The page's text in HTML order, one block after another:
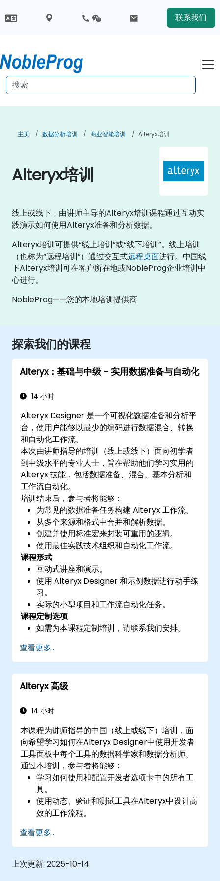
联系我们
主页 数据分析培训 商业智能培训 Alteryx培训
Alteryx培训
线上或线下，由讲师主导的Alteryx培训课程通过互动实
践演示如何使用Alteryx准备和分析数据。
Alteryx培训可提供“线上培训”或“线下培训”。线上培训
（也称为“远程培训”）通过交互式远程桌面进行。中国线
下Alteryx培训可在客户所在地或NobleProg企业培训中
心进行。
NobleProg——您的本地培训提供商
探索我们的课程
Alteryx：基础与中级 - 实用数据准备与自动化
14 小时
Alteryx Designer 是一个可视化数据准备和分析平
台，使用户能够以最少的编码进行数据混合、转换
和自动化工作流。
本次由讲师指导的培训（线上或线下）面向初学者
到中级水平的专业人士，旨在帮助他们学习实用的
Alteryx 技能，包括数据准备、混合、基本分析和
工作流自动化。
培训结束后，参与者将能够：
为常见的数据准备任务构建 Alteryx 工作流。
从多个来源和格式中合并和解析数据。
创建并使用标准宏来封装可重用的逻辑。
使用最佳实践技术组织和自动化工作流。
课程形式
互动式讲座和演示。
使用 Alteryx Designer 和示例数据进行动手练
习。
实际的小型项目和工作流自动化任务。
课程定制选项
如需为本课程定制培训，请联系我们安排。
查看更多...
Alteryx 高级
14 小时
本课程为讲师指导的中国（线上或线下）培训，面
向希望学习如何在Alteryx Designer中使用开发者
工具面板中每个工具的数据科学家和数据分析师。
通过本培训，参与者将能够：
学习如何使用和配置开发者选项卡中的所有工
具。
使用动态、验证和测试工具在Alteryx中设计高
效的工作流程。
使用Alteryx脚本工具，包括Python和R。
查看更多...
上次更新: 2025-10-14